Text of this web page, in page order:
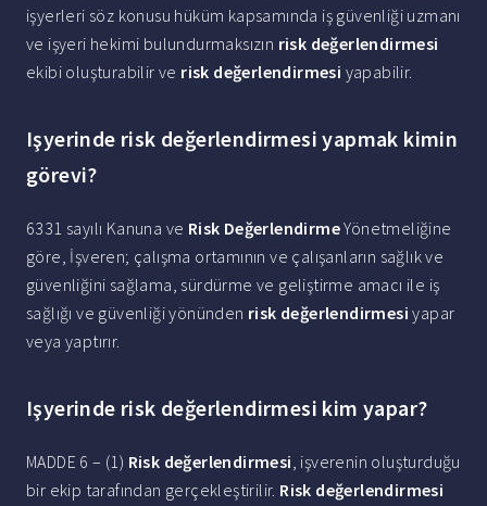
işyerleri söz konusu hüküm kapsamında iş güvenliği uzmanı
ve işyeri hekimi bulundurmaksızın risk değerlendirmesi
ekibi oluşturabilir ve risk değerlendirmesi yapabilir.
Işyerinde risk değerlendirmesi yapmak kimin
görevi?
6331 sayılı Kanuna ve Risk DeğerlendirmeYönetmeliğine
göre, İşveren; çalışma ortamının ve çalışanların sağlık ve
güvenliğini sağlama, sürdürme ve geliştirme amacı ile iş
sağlığı ve güvenliği yönünden risk değerlendirmesi yapar
veya yaptırır.
Işyerinde risk değerlendirmesi kim yapar?
MADDE 6 – (1) Risk değerlendirmesi, işverenin oluşturduğu
bir ekip tarafından gerçekleştirilir. Risk değerlendirmesi